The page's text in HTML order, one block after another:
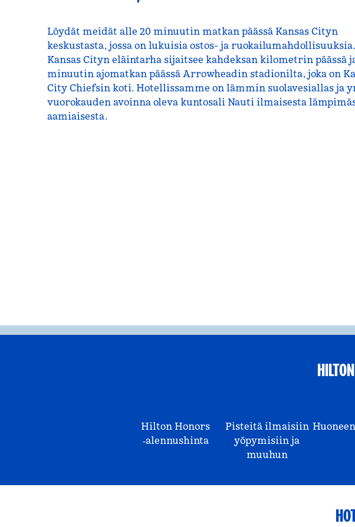
Löydät meidät alle 20 minuutin matkan päässä Kansas Cityn
keskustasta, jossa on lukuisia ostos- ja ruokailumahdollisuuksia.
Kansas Cityn eläintarha sijaitsee kahdeksan kilometrin päässä
minuutin ajomatkan päässä Arrowheadin stadionilta, joka on
City Chiefsin koti. Hotellissamme on lämmin suolavesiallas ja
vuorokauden avoinna oleva kuntosali Nauti ilmaisesta
aamiaisesta.
Hilton Honors
‑alennushinta
Pisteitä ilmaisiin
yöpymisiin ja
muuhun